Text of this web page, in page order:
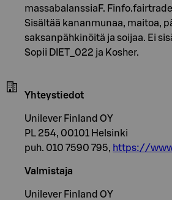
massabalanssiaF.
Sisältää kananmunaa, maitoa,
saksanpähkinöitä ja soijaa. Ei
Sopii DIET_022 ja Kosher.
Yhteystiedot
Unilever Finland OY
PL 254, 00101 Helsinki
puh. 010 7590 795, https://
Valmistaja
Unilever Finland OY